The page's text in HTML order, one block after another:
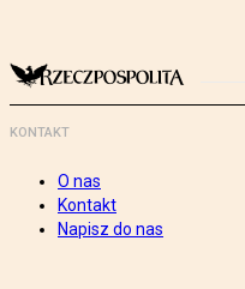
KONTAKT
O nas
Kontakt
Napisz do nas